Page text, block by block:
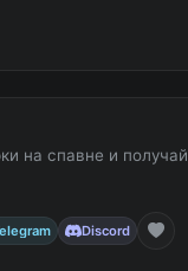
на спавне и получай
Discord